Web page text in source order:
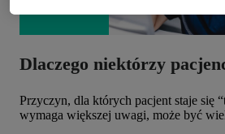
Dlaczego niektórzy
Przyczyn, dla których pacjent staje się
wymaga większej uwagi, może być